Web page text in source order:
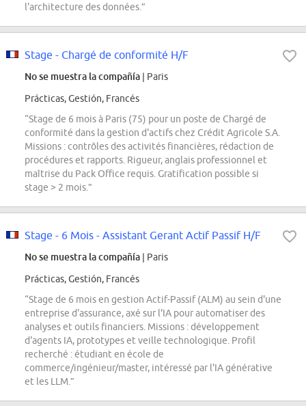
l'architecture des données.”
Stage - Chargé de conformité H/F
No se muestra la compañía | Paris
Prácticas, Gestión, Francés
“Stage de 6 mois à Paris (75) pour un poste de Chargé de
conformité dans la gestion d'actifs chez Crédit Agricole S.A.
Missions : contrôles des activités financières, rédaction de
procédures et rapports. Rigueur, anglais professionnel et
maîtrise du Pack Office requis. Gratification possible si
stage > 2 mois.”
Stage - 6 Mois - Assistant Gerant Actif Passif H/F
No se muestra la compañía | Paris
Prácticas, Gestión, Francés
“Stage de 6 mois en gestion Actif-Passif (ALM) au sein d'une
entreprise d'assurance, axé sur l'IA pour automatiser des
analyses et outils financiers. Missions : développement
d'agents IA, prototypes et veille technologique. Profil
recherché : étudiant en école de
commerce/ingénieur/master, intéressé par l'IA générative
et les LLM.”